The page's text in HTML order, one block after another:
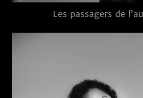
Les passagers de